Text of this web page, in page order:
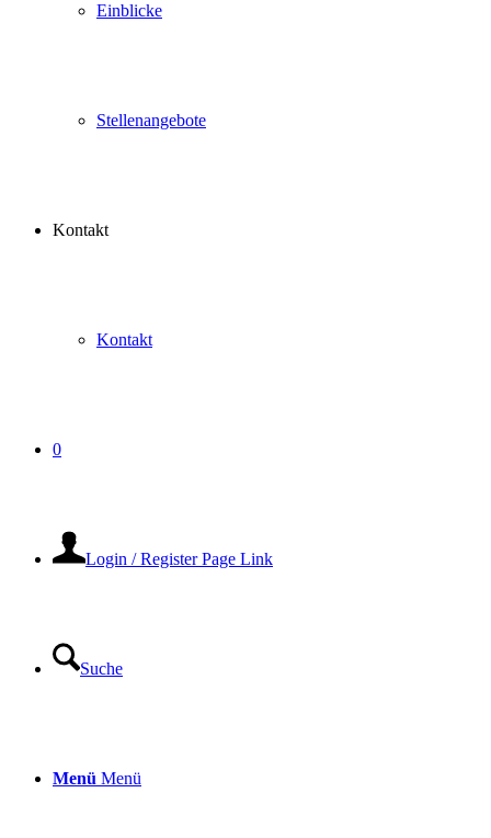
Einblicke
Stellenangebote
Kontakt
Kontakt
0
Login / Register Page Link
Suche
Menü Menü